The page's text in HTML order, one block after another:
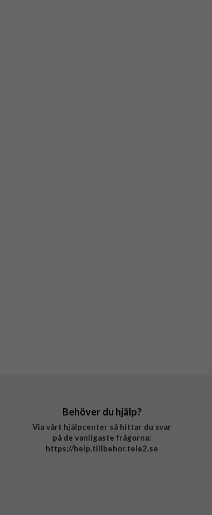
Behöver du hjälp?
Via vårt hjälpcenter så hittar du svar
på de vanligaste frågorna:
https://help.tillbehor.tele2.se